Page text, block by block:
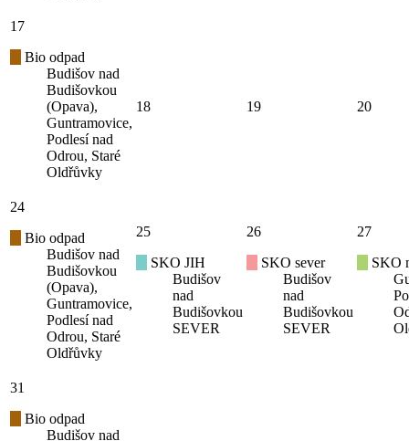
17
Bio odpad
Budišov nad
Budišovkou
(Opava),
Guntramovice,
Podlesí nad
Odrou, Staré
Oldřůvky
18 19 20
24
Bio odpad
Budišov nad
Budišovkou
(Opava),
Guntramovice,
Podlesí nad
Odrou, Staré
Oldřůvky
25
SKO JIH
Budišov
nad
Budišovkou
SEVER
26
SKO sever
Budišov
nad
Budišovkou
SEVER
27
SKO
31
Bio odpad
Budišov nad